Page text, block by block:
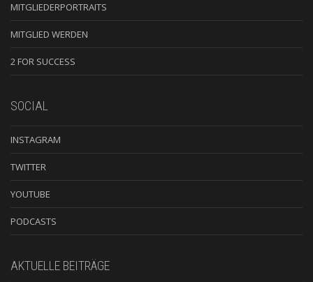
MITGLIEDERPORTRAITS
MITGLIED WERDEN
2 FOR SUCCESS
SOCIAL
INSTAGRAM
TWITTER
YOUTUBE
PODCASTS
AKTUELLE BEITRÄGE